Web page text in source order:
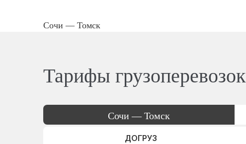
Сочи — Томск
Тарифы грузоперевозок
Сочи — Томск
ДОГРУЗ